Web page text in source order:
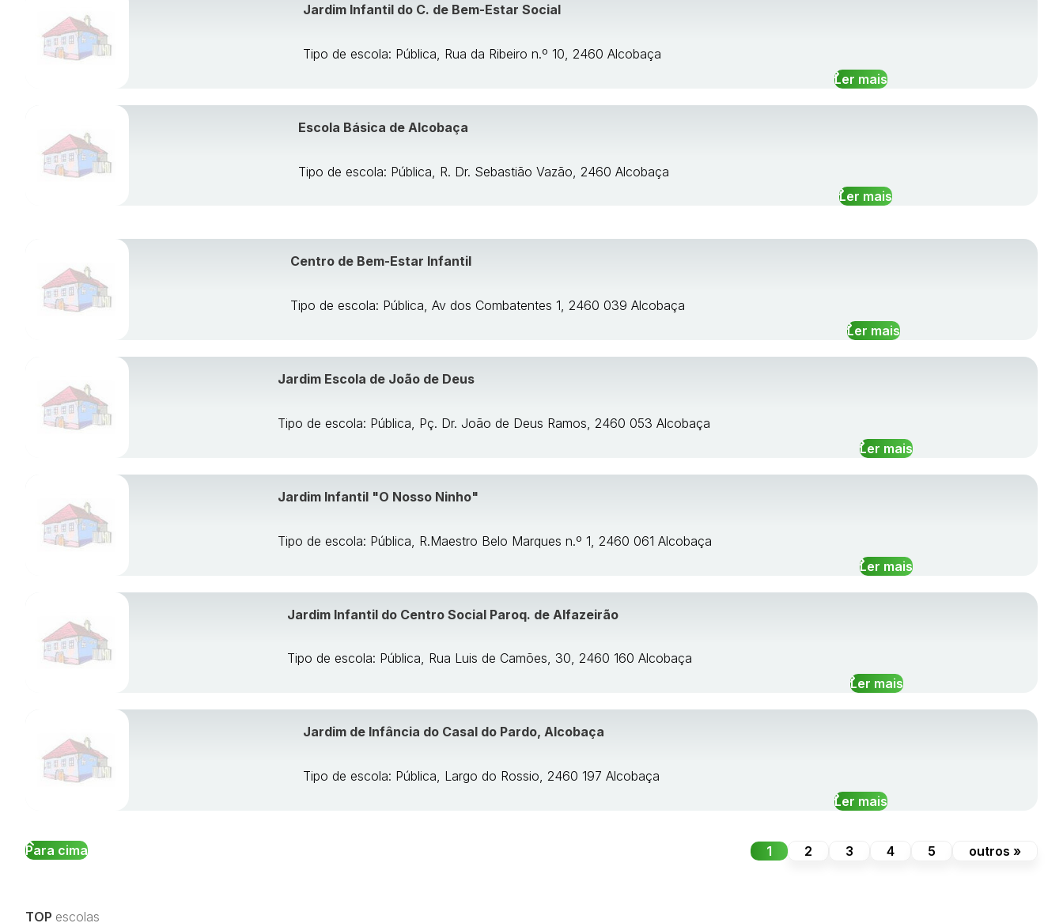
Jardim Infantil do C. de Bem-Estar Social
Tipo de escola: Pública, Rua da Ribeiro n.º 10, 2460 Alcobaça
Ler mais
Escola Básica de Alcobaça
Tipo de escola: Pública, R. Dr. Sebastião Vazão, 2460 Alcobaça
Ler mais
Centro de Bem-Estar Infantil
Tipo de escola: Pública, Av dos Combatentes 1, 2460 039 Alcobaça
Ler mais
Jardim Escola de João de Deus
Tipo de escola: Pública, Pç. Dr. João de Deus Ramos, 2460 053 Alcobaça
Ler mais
Jardim Infantil "O Nosso Ninho"
Tipo de escola: Pública, R.Maestro Belo Marques n.º 1, 2460 061 Alcobaça
Ler mais
Jardim Infantil do Centro Social Paroq. de Alfazeirão
Tipo de escola: Pública, Rua Luis de Camões, 30, 2460 160 Alcobaça
Ler mais
Jardim de Infância do Casal do Pardo, Alcobaça
Tipo de escola: Pública, Largo do Rossio, 2460 197 Alcobaça
Ler mais
Para cima 1 2 3 4 5 outros »
TOP escolas